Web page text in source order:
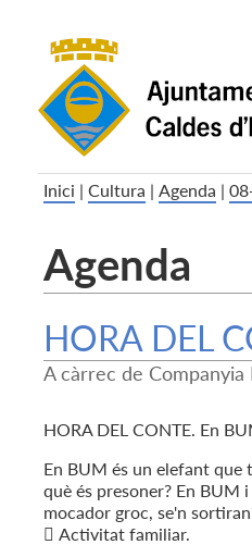
Inici | Cultura | Agenda |
Agenda
HORA DEL
A càrrec de Companyia
HORA DEL CONTE. En
En BUM és un elefant que
què és presoner? En BUM
mocador groc, se'n
 Activitat familiar.